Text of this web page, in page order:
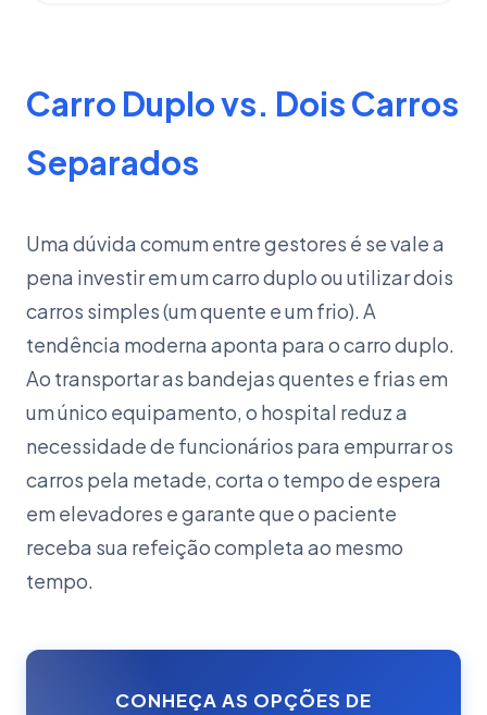
Carro Duplo vs. Dois Carros
Separados
Uma dúvida comum entre gestores é se vale a
pena investir em um carro duplo ou utilizar dois
carros simples (um quente e um frio). A
tendência moderna aponta para o carro duplo.
Ao transportar as bandejas quentes e frias em
um único equipamento, o hospital reduz a
necessidade de funcionários para empurrar os
carros pela metade, corta o tempo de espera
em elevadores e garante que o paciente
receba sua refeição completa ao mesmo
tempo.
CONHEÇA AS OPÇÕES DE